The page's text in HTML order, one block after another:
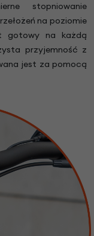
stopniowanie
na poziomie
gotowy na każdą
przyjemność z
jest za pomocą